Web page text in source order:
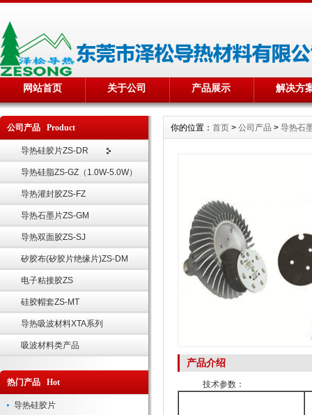
网站首页 关于公司 产品展示 解决方
公司产品 Product
导热硅胶片ZS-DR
导热硅脂ZS-GZ（1.0W-5.0W）
导热灌封胶ZS-FZ
导热石墨片ZS-GM
导热双面胶ZS-SJ
矽胶布(矽胶片绝缘片)ZS-DM
电子粘接胶ZS
硅胶帽套ZS-MT
导热吸波材料XTA系列
吸波材料类产品
热门产品 Hot
导热硅胶片
你的位置： 首页 > 公司产品 > 导热石
产品介绍
技术参数：